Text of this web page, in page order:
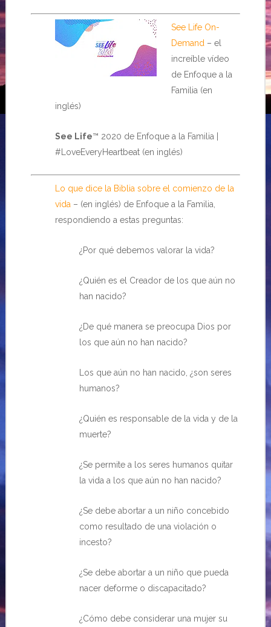
See Life On-
Demand – el
increíble vídeo
de Enfoque a la
Familia (en
inglés)
See Life™ 2020 de Enfoque a la Familia |
#LoveEveryHeartbeat (en inglés)
Lo que dice la Biblia sobre el comienzo de la
vida – (en inglés) de Enfoque a la Familia,
respondiendo a estas preguntas:
¿Por qué debemos valorar la vida?
¿Quién es el Creador de los que aún no
han nacido?
¿De qué manera se preocupa Dios por
los que aún no han nacido?
Los que aún no han nacido, ¿son seres
humanos?
¿Quién es responsable de la vida y de la
muerte?
¿Se permite a los seres humanos quitar
la vida a los que aún no han nacido?
¿Se debe abortar a un niño concebido
como resultado de una violación o
incesto?
¿Se debe abortar a un niño que pueda
nacer deforme o discapacitado?
¿Cómo debe considerar una mujer su